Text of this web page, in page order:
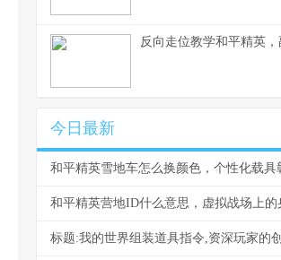
反向走位教学和平精英
今日最新
和平精英营地ID什么意思，虚拟战场上的